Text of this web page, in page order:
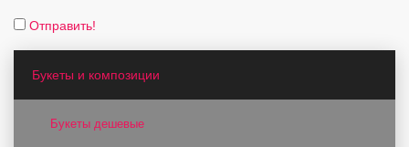
Отправить!
Букеты и композиции
Букеты дешевые